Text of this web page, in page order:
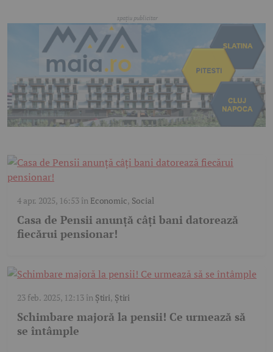
4 apr. 2025, 16:53în Economic, Social
Casa de Pensii anunță câți bani datorează
fiecărui pensionar!
23 feb. 2025, 12:13în Știri, Știri
Schimbare majoră la pensii! Ce urmează să
se întâmple